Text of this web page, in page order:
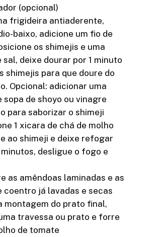
(opcional)
frigideira antiaderente,
baixo, adicione um fio de
os shimejis e uma
sal, deixe dourar por 1 minuto
shimejis para que doure do
Opcional: adicionar uma
sopa de shoyo ou vinagre
para saborizar o shimeji
1 xicara de chá de molho
ao shimeji e deixe refogar
desligue o fogo e
as amêndoas laminadas e as
coentro já lavadas e secas
montagem do prato final,
travessa ou prato e forre
de tomate